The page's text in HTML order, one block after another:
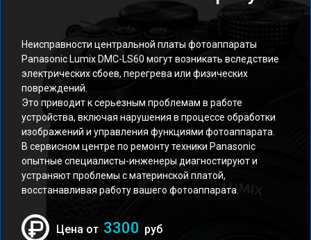
Неисправности центральной платы фотоаппараты
Panasonic Lumix DMC-LS60 могут возникать вследствие
электрических сбоев, перегрева или физических
повреждений.
Это приводит к серьезным проблемам в работе
устройства, включая нарушения в процессе обработки
изображений и управления функциями фотоаппарата.
В сервисном центре по ремонту техники Panasonic
опытные специалисты-инженеры диагностируют и
устраняют проблемы с материнской платой,
восстанавливая работу вашего фотоаппарата.
Цена от 3300 руб